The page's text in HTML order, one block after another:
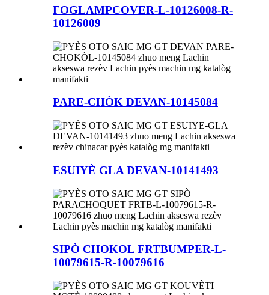
FOGLAMPCOVER-L-10126008-R-
10126009
PARE-CHÒK DEVAN-10145084
ESUIYÈ GLA DEVAN-10141493
SIPÒ CHOKOL FRTBUMPER-L-
10079615-R-10079616